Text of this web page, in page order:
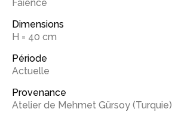
Faïence
Dimensions
H = 40 cm
Période
Actuelle
Provenance
Atelier de Mehmet Gürsoy (Turquie)